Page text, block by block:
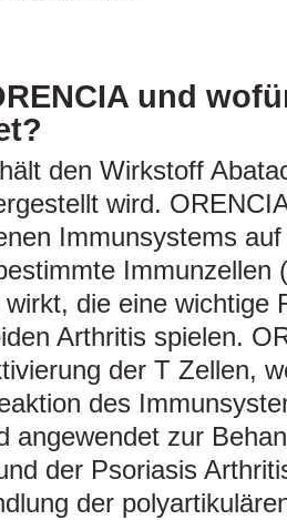
und
den Wirkstoff
wird.
Immunsystems
Immunzellen
die eine wichtige
Arthritis spielen.
der T Zellen,
des
angewendet zur
der Psoriasis
der